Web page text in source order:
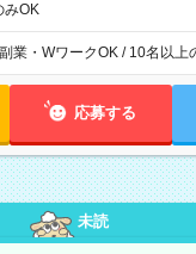
みOK
業・WワークOK / 10名以上
応募する
未読